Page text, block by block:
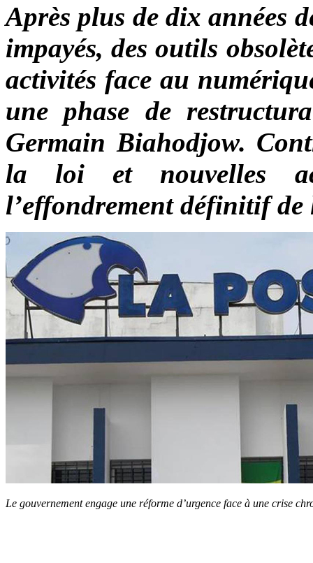
Après plus de dix années
impayés, des outils
activités face au
une phase de
Germain Biahodjow.
la loi et nouvelles
l’effondrement définitif de
Le gouvernement engage une réforme d’urgence face à une crise